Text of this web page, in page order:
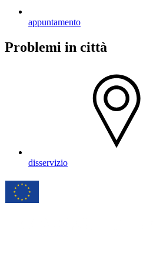
appuntamento
Problemi in città
disservizio